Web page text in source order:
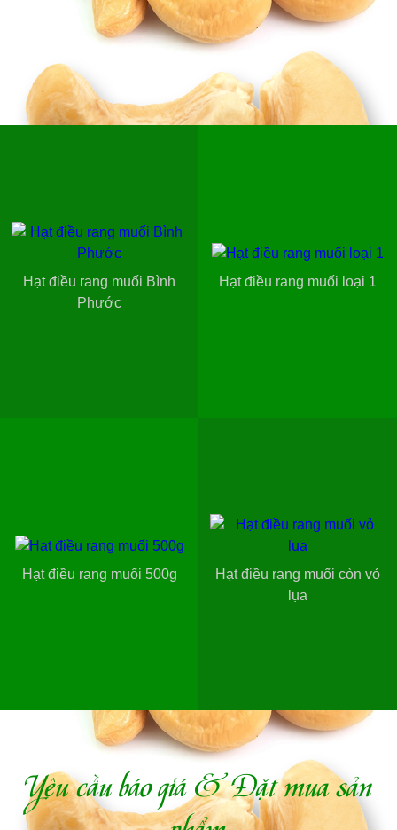
Hạt điều rang muối Bình
Phước
Hạt điều rang muối loại 1
Hạt điều rang muối 500g
Hạt điều rang muối còn vỏ
lụa
Yêu cầu báo giá & Đặt mua sản